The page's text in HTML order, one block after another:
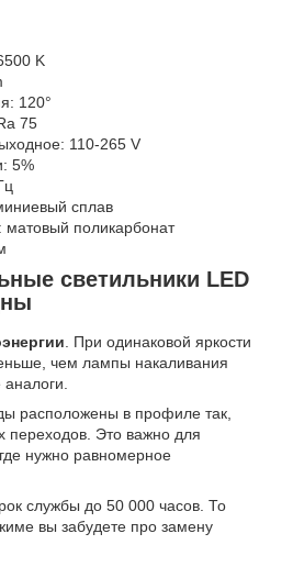
K
120°
75
110-265 V
5%
сплав
матовый поликарбонат
светильники LED
. При одинаковой яркости
чем лампы накаливания
расположены в профиле так,
переходов. Это важно для
нужно равномерное
службы до 50 000 часов. То
вы забудете про замену